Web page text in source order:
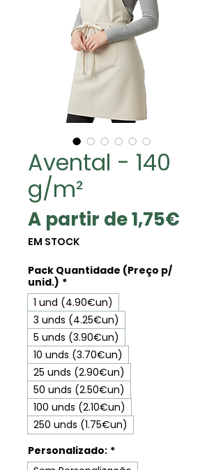
Avental - 140
g/m²
A partir de1,75€
EM STOCK
Pack Quantidade (Preço p/
unid.) *
1 und (4.90€un)
3 unds (4.25€un)
5 unds (3.90€un)
10 unds (3.70€un)
25 unds (2.90€un)
50 unds (2.50€un)
100 unds (2.10€un)
250 unds (1.75€un)
Personalizado: *